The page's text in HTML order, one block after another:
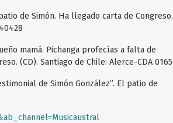
de Simón. Ha llegado carta de Congreso.
mamá. Pichanga profecías a falta de
(CD). Santiago de Chile: Alerce-CDA 0165
de Simón González”. El patio de